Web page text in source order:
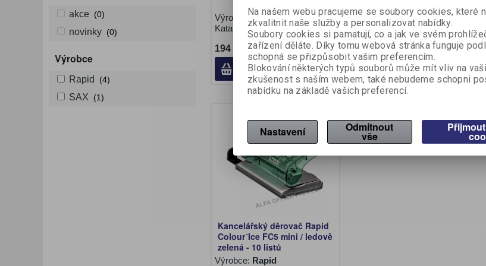
akce (0)
novinky (0)
Výrobce
Rapid (4)
SAX (1)
Výrobce:SAX
Katalogové číslo:305690
194 Kč (bez DPH:)
Koupit
Výrobce:Rapid
Katalogové číslo:306800
154 Kč (bez DPH:)
Koupit
Kancelářský děrovač Rapid
Colour´Ice FC5 mini / ledově
zelená - 10 listů
Výrobce: Rapid
Na našem webu pracujeme se soubory cookies, které
zkvalitnit naše služby a personalizovat nabídky.
Soubory cookies si pamatují, co a jak ve svém
zařízení děláte. Díky tomu webová stránka funguje
schopná se přizpůsobit vašim preferencím.
Blokování některých typů souborů může mít vliv na
zkušenost s naším webem, také nebudeme schopni
nabídku na základě vašich preferencí.
Nastavení Odmítnout
vše